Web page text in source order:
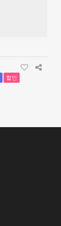
할인